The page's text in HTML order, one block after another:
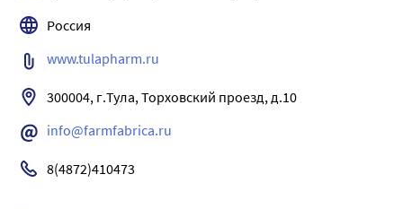
Россия
www.tulapharm.ru
300004, г.Тула, Торховский проезд, д.10
info@farmfabrica.ru
8(4872)410473